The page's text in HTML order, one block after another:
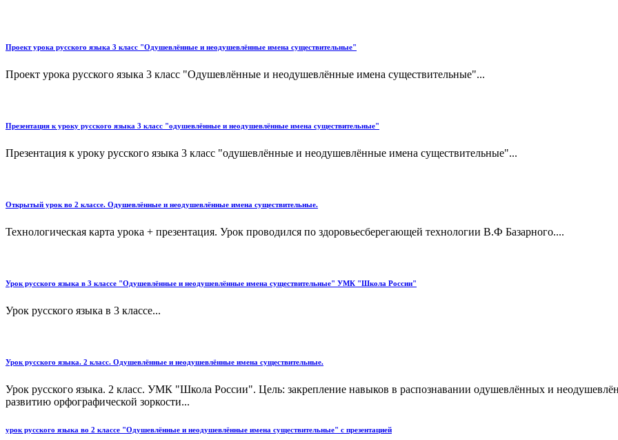
Проект урока русского языка 3 класс "Одушевлённые и неодушевлённые имена существительные"
Проект урока русского языка 3 класс "Одушевлённые и неодушевлённые имена существительные"...
Презентация к уроку русского языка 3 класс "одушевлённые и неодушевлённые имена существительные"
Презентация к уроку русского языка 3 класс "одушевлённые и неодушевлённые имена существительные"...
Открытый урок во 2 классе. Одушевлённые и неодушевлённые имена существительные.
Технологическая карта урока + презентация. Урок проводился по здоровьесберегающей технологии В.Ф Базарного....
Урок русского языка в 3 классе "Одушевлённые и неодушевлённые имена существительные" УМК "Школа России"
Урок русского языка в 3 классе...
Урок русского языка. 2 класс. Одушевлённые и неодушевлённые имена существительные.
Урок русского языка. 2 класс. УМК "Школа России". Цель: закрепление навыков в распознавании одушевлённых и
развитию орфографической зоркости...
урок русского языка во 2 классе "Одушевлённые и неодушевлённые имена существительные" с презентацией